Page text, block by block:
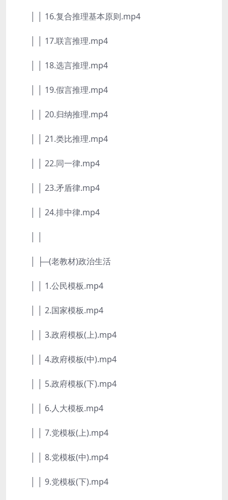
│ │ 16.复合推理基本原则.mp4
│ │ 17.联言推理.mp4
│ │ 18.选言推理.mp4
│ │ 19.假言推理.mp4
│ │ 20.归纳推理.mp4
│ │ 21.类比推理.mp4
│ │ 22.同一律.mp4
│ │ 23.矛盾律.mp4
│ │ 24.排中律.mp4
│ ├─(老教材)政治生活
│ │ 1.公民模板.mp4
│ │ 2.国家模板.mp4
│ │ 3.政府模板(上).mp4
│ │ 4.政府模板(中).mp4
│ │ 5.政府模板(下).mp4
│ │ 6.人大模板.mp4
│ │ 7.党模板(上).mp4
│ │ 8.党模板(中).mp4
│ │ 9.党模板(下).mp4